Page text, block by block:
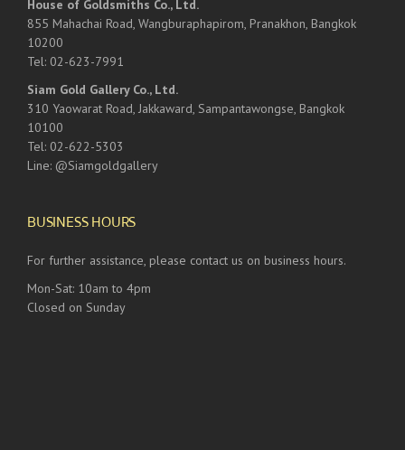
House of Goldsmiths Co., Ltd.
855 Mahachai Road, Wangburaphapirom, Pranakhon, Bangkok
10200
Tel: 02-623-7991
Siam Gold Gallery Co., Ltd.
310 Yaowarat Road, Jakkaward, Sampantawongse, Bangkok
10100
Tel: 02-622-5303
Line: @Siamgoldgallery
BUSINESS HOURS
For further assistance, please contact us on business hours.
Mon-Sat: 10am to 4pm
Closed on Sunday